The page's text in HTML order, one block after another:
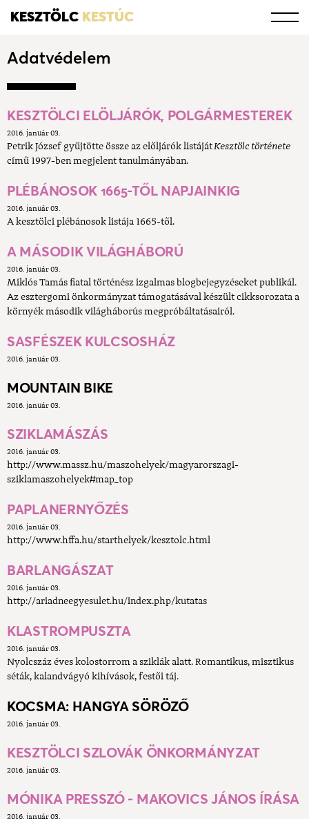
KESZTÖLC KESTÚC
Adatvédelem
KESZTÖLCI ELÖLJÁRÓK, POLGÁRMESTEREK
2016. január 03.
Petrik József gyűjtötte össze az előljárók listájátKesztölc története
című 1997-ben megjelent tanulmányában.
PLÉBÁNOSOK 1665-TŐL NAPJAINKIG
2016. január 03.
A kesztölci plébánosok listája 1665-től.
A MÁSODIK VILÁGHÁBORÚ
2016. január 03.
Miklós Tamás fiatal történész izgalmas blogbejegyzéseket publikál.
Az esztergomi önkormányzat támogatásával készült cikksorozata a
környék második világháborús megpróbáltatásairól.
SASFÉSZEK KULCSOSHÁZ
2016. január 03.
MOUNTAIN BIKE
2016. január 03.
SZIKLAMÁSZÁS
2016. január 03.
http://www.massz.hu/maszohelyek/magyarorszagi-
sziklamaszohelyek#map_top
PAPLANERNYŐZÉS
2016. január 03.
http://www.hffa.hu/starthelyek/kesztolc.html
BARLANGÁSZAT
2016. január 03.
http://ariadneegyesulet.hu/index.php/kutatas
KLASTROMPUSZTA
2016. január 03.
Nyolcszáz éves kolostorrom a sziklák alatt. Romantikus, misztikus
séták, kalandvágyó kihívások, festői táj.
KOCSMA: HANGYA SÖRÖZŐ
2016. január 03.
KESZTÖLCI SZLOVÁK ÖNKORMÁNYZAT
2016. január 03.
MÓNIKA PRESSZÓ - MAKOVICS JÁNOS ÍRÁSA
2016. január 03.